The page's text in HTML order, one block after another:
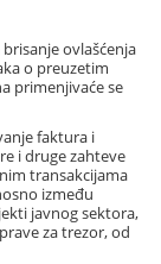
ovlašćenja
o preuzetim
primenjivaće se
faktura i
i druge zahteve
transakcijama
između
javnog sektora,
za trezor, od